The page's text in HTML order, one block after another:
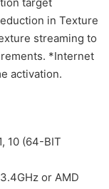
in Texture
streaming to
*Internet
activation.
10 (64-BIT
or AMD